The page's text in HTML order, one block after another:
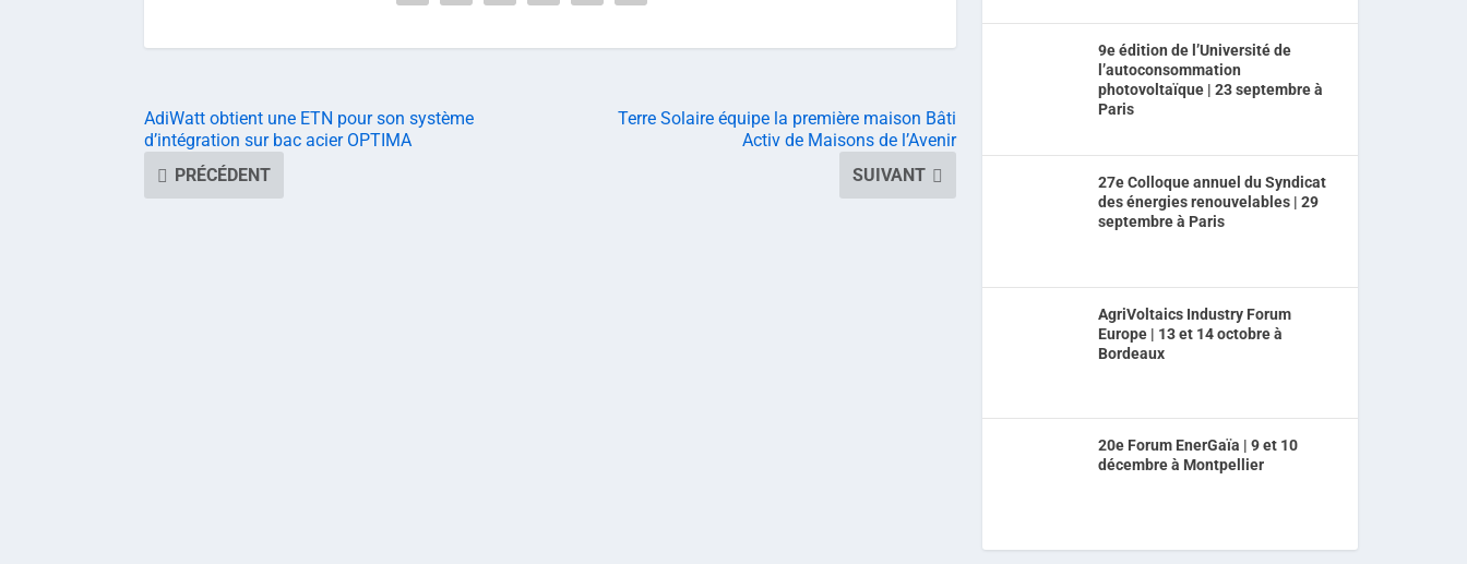
AdiWatt obtient une ETN pour son système
d’intégration sur bac acier OPTIMA
PRÉCÉDENT
Terre Solaire équipe la première maison Bâti
Activ de Maisons de l’Avenir
SUIVANT
9e édition de l’Université de
l’autoconsommation
photovoltaïque | 23 septembre à
Paris
27e Colloque annuel du Syndicat
des énergies renouvelables | 29
septembre à Paris
AgriVoltaics Industry Forum
Europe | 13 et 14 octobre à
Bordeaux
20e Forum EnerGaïa | 9 et 10
décembre à Montpellier